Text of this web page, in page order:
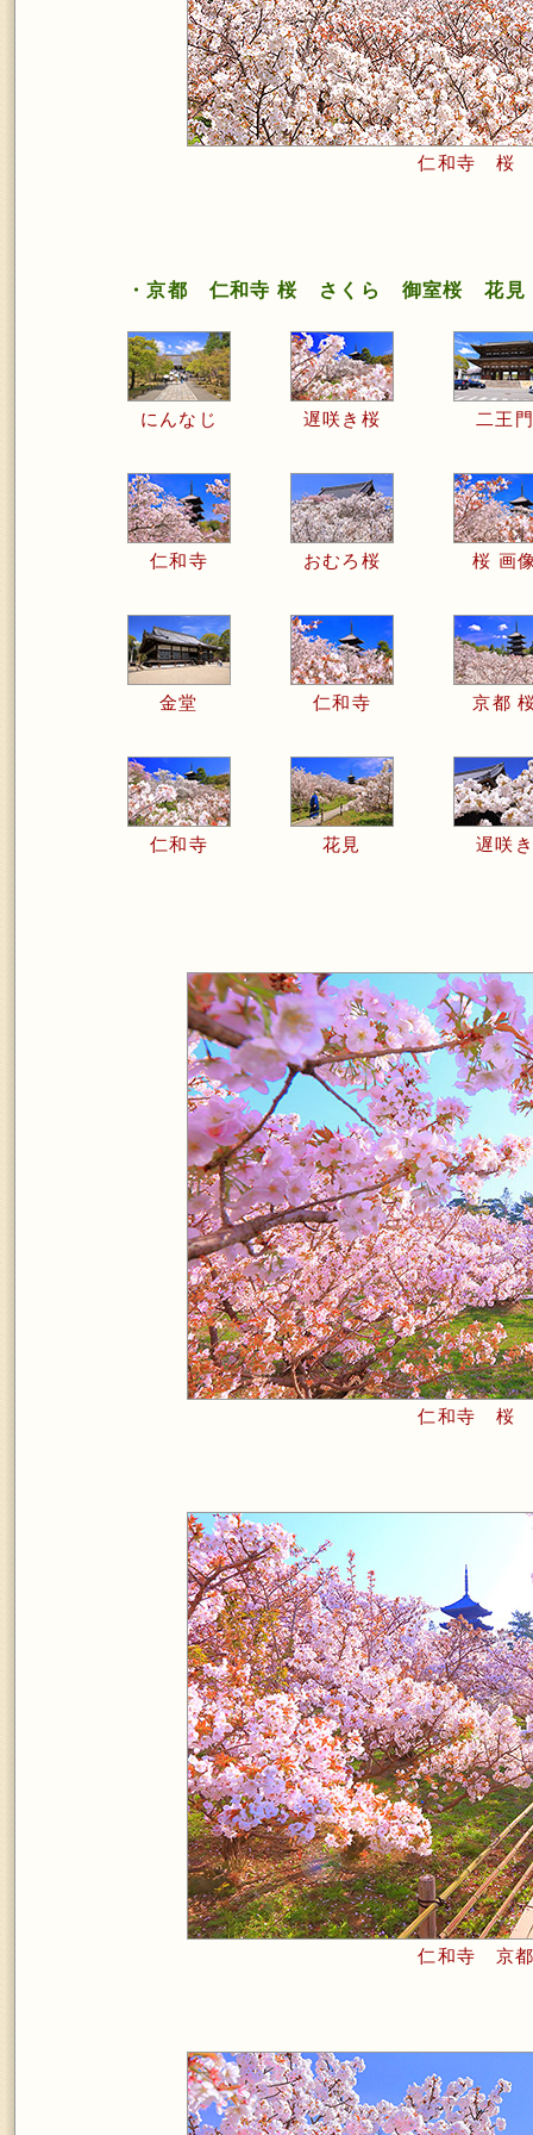
仁和寺 桜
・京都 仁和寺 桜 さくら 御室桜 花
にんなじ 遅咲き桜 二王
仁和寺 おむろ桜 桜 画
金堂 仁和寺 京都
仁和寺 花見 遅咲
仁和寺 桜
仁和寺 京